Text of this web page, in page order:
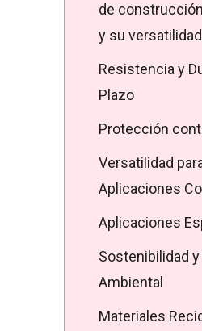
de
y su
Resistencia y
Plazo
Protección
Versatilidad
Aplicaciones
Aplicaciones
Sostenibilidad
Ambiental
Materiales